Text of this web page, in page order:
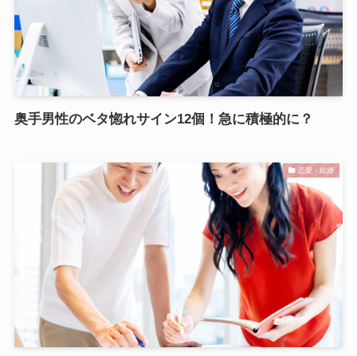
奥手男性のベタ惚れサイン12個！急に積極的に？
恋愛・結婚